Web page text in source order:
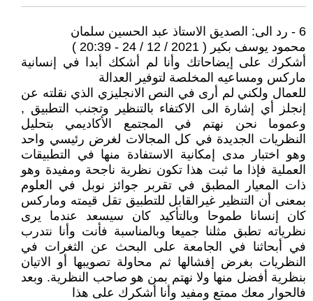
6 - رد الى: الصديق الاستاذ عبد الحسين سلمان
محمود يوسف بكير ( 2021 / 12 / 24 - 20:39 )
أشكرك على إيضاحاتك وأنا لم أشكك أبدا في إنسانية
ماركس ومساعيه المخلصة لتوفير العدالة
للعمال ولكني لم أرى في النص الانجليزي الذي نقلته عن
إنجلز أي إشارة الى الاكتفاء بالتنظير وتجنب التطبيق ,
وعموما نحن نهتم في المجتمع الأكاديمي بتحليل
النظريات الجديدة في كل المجالات لغرض رئيسي واحد
وهو اختبار مدى إمكانية الاستفادة منها في التطبيقات
العملية فإذا ما ثبت هذا تكون نظرية ناجحة ومفيدة وهو
ذات المعيار المطبق في تقربر جوائز نوبل في العلوم
بمعنى أن التنظير غيرالقابل للتطبيق تقل قيمته وماركس
كان إنسانا طموحا وبالتأكيد كان سيسعد عندما يرى
نظرياته تطبق مثلنا جميعا وبالمناسبة فأنت وأنا نتدرب
في أبحاثنا في الجامعة على البحث عن الثغرات في
النظريات بغرض إفشالها ثم محاولة تصويبها أو الاتيان
بنظرية أفضل منها ولا نهتم بمن هو صاحب النظرية. وبعد
فالحوار معك ممتع ومفيد وأنا أشكرك على هذا